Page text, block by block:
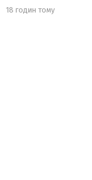
18 годин тому